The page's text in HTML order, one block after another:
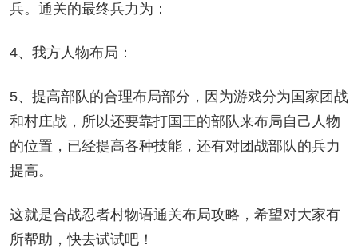
兵。通关的最终兵力为：
4、我方人物布局：
5、提高部队的合理布局部分，因为游戏分为国家团战
和村庄战，所以还要靠打国王的部队来布局自己人物
的位置，已经提高各种技能，还有对团战部队的兵力
提高。
这就是合战忍者村物语通关布局攻略，希望对大家有
所帮助，快去试试吧！